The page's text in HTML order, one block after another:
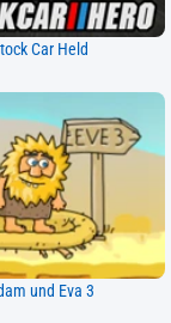
Car Held
und Eva 3